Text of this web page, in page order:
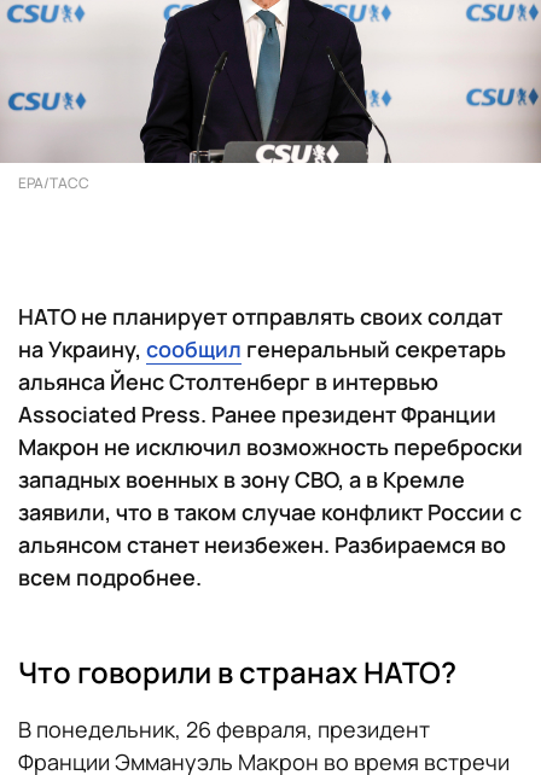
EPA/ТАСС
НАТО не планирует отправлять своих солдат
на Украину, сообщил генеральный секретарь
альянса Йенс Столтенберг в интервью
Associated Press. Ранее президент Франции
Макрон не исключил возможность переброски
западных военных в зону СВО, а в Кремле
заявили, что в таком случае конфликт России с
альянсом станет неизбежен. Разбираемся во
всем подробнее.
Что говорили в странах НАТО?
В понедельник, 26 февраля, президент
Франции Эммануэль Макрон во время встречи